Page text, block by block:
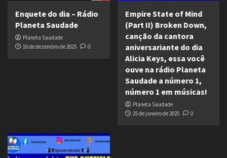
Enquete do dia – Rádio
Planeta Saudade
Planeta Saudade
16 de dezembro de 2025
0
Empire State of Mind
(Part II) Broken Down,
canção da cantora
aniversariante do dia
Alicia Keys, essa você
ouve na rádio Planeta
Saudade a número 1,
número 1 em músicas!
Planeta Saudade
25 de janeiro de 2025
0